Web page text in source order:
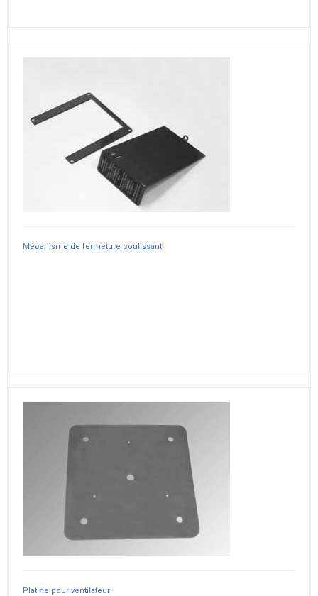
Mécanisme de fermeture coulissant
Platine pour ventilateur